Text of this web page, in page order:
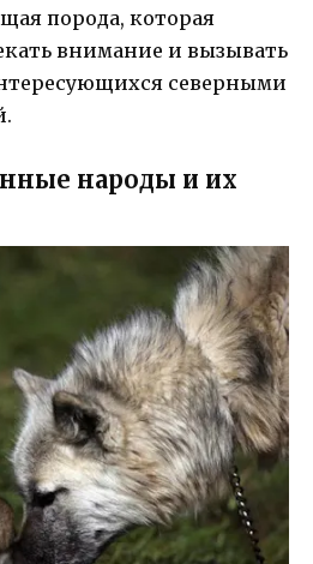
порода, которая
внимание и вызывать
северными
народы и их